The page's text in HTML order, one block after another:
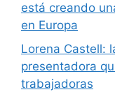
está creando
en Europa
Lorena Castell:
presentadora
trabajadoras